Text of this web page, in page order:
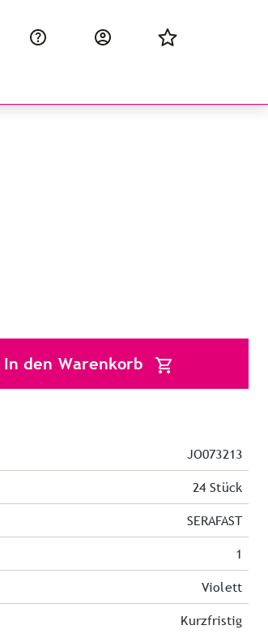
In den Warenkorb
JO073213
24 Stück
SERAFAST
1
Violett
Kurzfristig